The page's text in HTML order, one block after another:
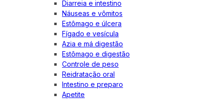
Diarreia e intestino
Náuseas e vômitos
Estômago e úlcera
Fígado e vesícula
Azia e má digestão
Estômago e digestão
Controle de peso
Reidratação oral
Intestino e preparo
Apetite